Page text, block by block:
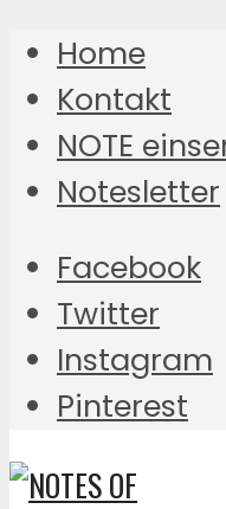
Home
Kontakt
NOTE
Notesletter
Facebook
Twitter
Instagram
Pinterest